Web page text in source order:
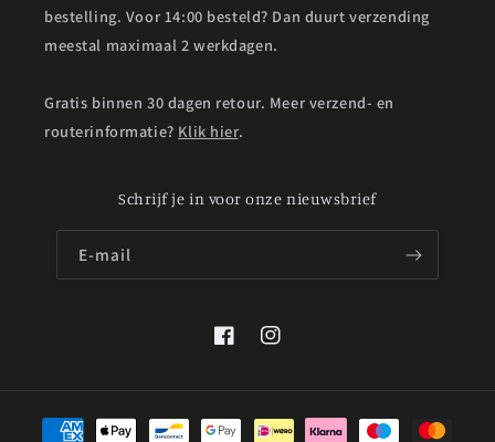
bestelling. Voor 14:00 besteld? Dan duurt verzending
meestal maximaal 2 werkdagen.
Gratis binnen 30 dagen retour. Meer verzend- en
routerinformatie? Klik hier.
Schrijf je in voor onze nieuwsbrief
E‑mail
FacebookInstagram
Betaalmethoden